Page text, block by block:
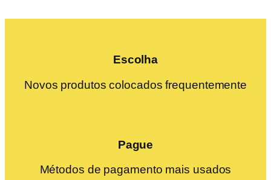
Escolha
Novos produtos colocados frequentemente
Pague
Métodos de pagamento mais usados